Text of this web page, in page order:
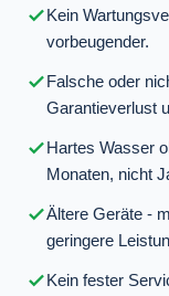
Kein
vorbeugender.
Falsche oder
Garantieverlust
Hartes Wasser
Monaten, nicht
Ältere Geräte -
geringere
Kein fester